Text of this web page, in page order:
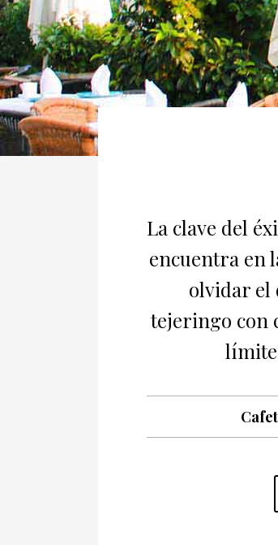
La clave del
encuentra en
olvidar el
tejeringo con